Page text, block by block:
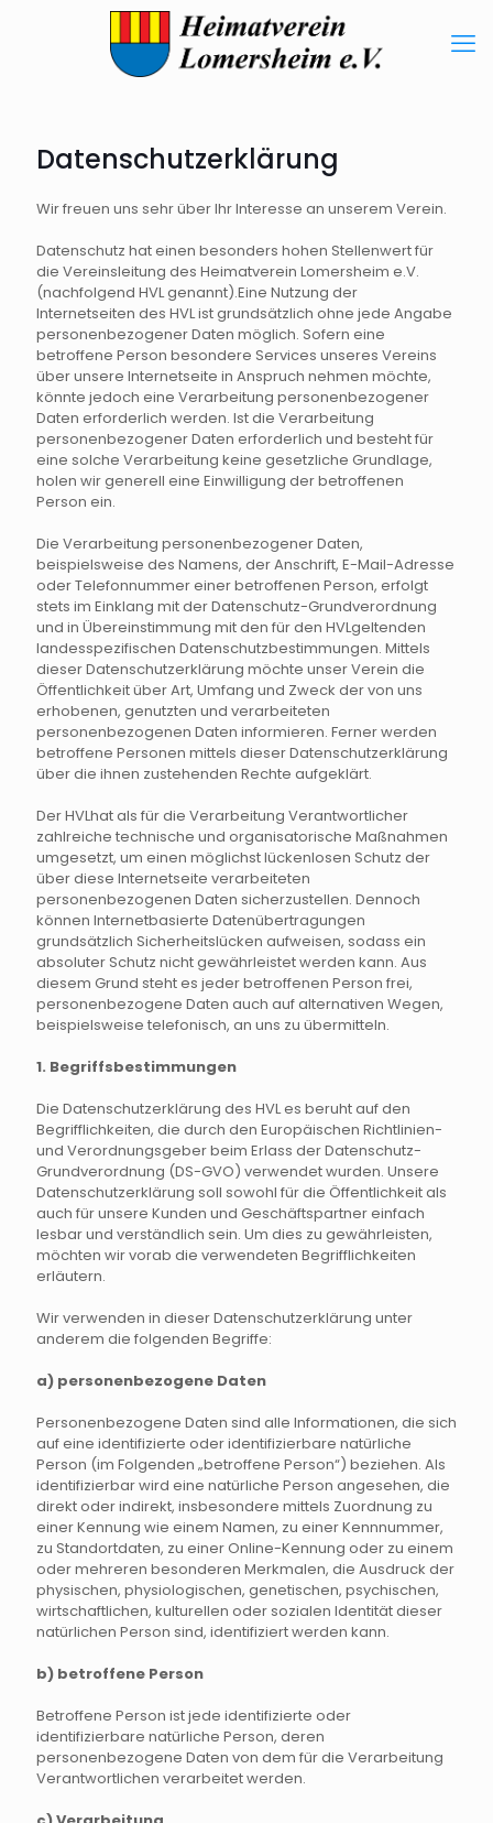
Datenschutzerklärung
Wir freuen uns sehr über Ihr Interesse an unserem Verein.
Datenschutz hat einen besonders hohen Stellenwert für
die Vereinsleitung des Heimatverein Lomersheim e.V.
(nachfolgend HVL genannt).Eine Nutzung der
Internetseiten des HVL ist grundsätzlich ohne jede Angabe
personenbezogener Daten möglich. Sofern eine
betroffene Person besondere Services unseres Vereins
über unsere Internetseite in Anspruch nehmen möchte,
könnte jedoch eine Verarbeitung personenbezogener
Daten erforderlich werden. Ist die Verarbeitung
personenbezogener Daten erforderlich und besteht für
eine solche Verarbeitung keine gesetzliche Grundlage,
holen wir generell eine Einwilligung der betroffenen
Person ein.
Die Verarbeitung personenbezogener Daten,
beispielsweise des Namens, der Anschrift, E-Mail-Adresse
oder Telefonnummer einer betroffenen Person, erfolgt
stets im Einklang mit der Datenschutz-Grundverordnung
und in Übereinstimmung mit den für den HVLgeltenden
landesspezifischen Datenschutzbestimmungen. Mittels
dieser Datenschutzerklärung möchte unser Verein die
Öffentlichkeit über Art, Umfang und Zweck der von uns
erhobenen, genutzten und verarbeiteten
personenbezogenen Daten informieren. Ferner werden
betroffene Personen mittels dieser Datenschutzerklärung
über die ihnen zustehenden Rechte aufgeklärt.
Der HVLhat als für die Verarbeitung Verantwortlicher
zahlreiche technische und organisatorische Maßnahmen
umgesetzt, um einen möglichst lückenlosen Schutz der
über diese Internetseite verarbeiteten
personenbezogenen Daten sicherzustellen. Dennoch
können Internetbasierte Datenübertragungen
grundsätzlich Sicherheitslücken aufweisen, sodass ein
absoluter Schutz nicht gewährleistet werden kann. Aus
diesem Grund steht es jeder betroffenen Person frei,
personenbezogene Daten auch auf alternativen Wegen,
beispielsweise telefonisch, an uns zu übermitteln.
1. Begriffsbestimmungen
Die Datenschutzerklärung des HVL es beruht auf den
Begrifflichkeiten, die durch den Europäischen Richtlinien-
und Verordnungsgeber beim Erlass der Datenschutz-
Grundverordnung (DS-GVO) verwendet wurden. Unsere
Datenschutzerklärung soll sowohl für die Öffentlichkeit als
auch für unsere Kunden und Geschäftspartner einfach
lesbar und verständlich sein. Um dies zu gewährleisten,
möchten wir vorab die verwendeten Begrifflichkeiten
erläutern.
Wir verwenden in dieser Datenschutzerklärung unter
anderem die folgenden Begriffe:
a) personenbezogene Daten
Personenbezogene Daten sind alle Informationen, die sich
auf eine identifizierte oder identifizierbare natürliche
Person (im Folgenden „betroffene Person“) beziehen. Als
identifizierbar wird eine natürliche Person angesehen, die
direkt oder indirekt, insbesondere mittels Zuordnung zu
einer Kennung wie einem Namen, zu einer Kennnummer,
zu Standortdaten, zu einer Online-Kennung oder zu einem
oder mehreren besonderen Merkmalen, die Ausdruck der
physischen, physiologischen, genetischen, psychischen,
wirtschaftlichen, kulturellen oder sozialen Identität dieser
natürlichen Person sind, identifiziert werden kann.
b) betroffene Person
Betroffene Person ist jede identifizierte oder
identifizierbare natürliche Person, deren
personenbezogene Daten von dem für die Verarbeitung
Verantwortlichen verarbeitet werden.